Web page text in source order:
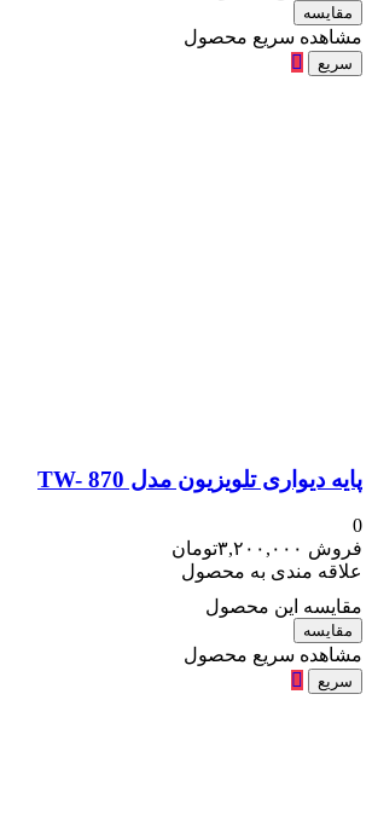
مقایسه
مشاهده سریع محصول
سریع
پایه دیواری تلویزیون مدل TW- 870
0
فروش ۳,۲۰۰,۰۰۰تومان
علاقه مندی به محصول
مقایسه این محصول
مقایسه
مشاهده سریع محصول
سریع